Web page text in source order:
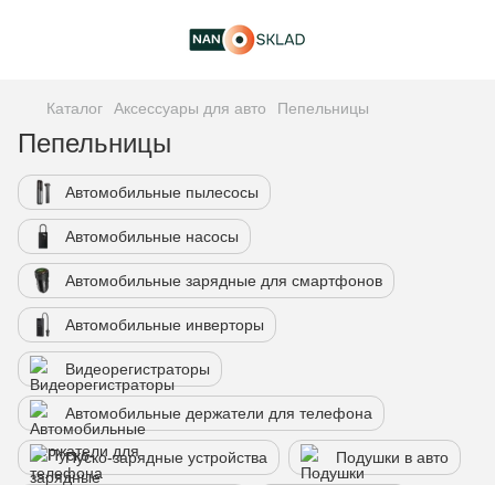
Каталог Аксессуары для авто Пепельницы
Пепельницы
Автомобильные пылесосы
Автомобильные насосы
Автомобильные зарядные для смартфонов
Автомобильные инверторы
Видеорегистраторы
Автомобильные держатели для телефона
Пуско-зарядные устройства Подушки в авто